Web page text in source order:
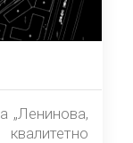
„Ленинова,